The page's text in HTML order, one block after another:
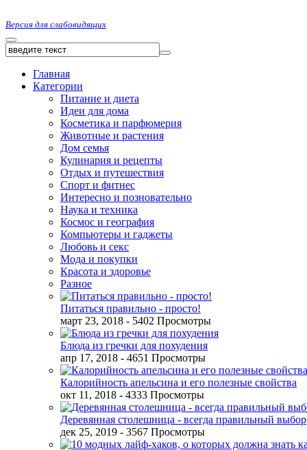
Версия для слабовидящих
Главная
Категории
Питание и диета
Идеи для дома
Косметика и парфюмерия
Животные и растения
Дом семья
Кулинария и рецепты
Отдых и путешествия
Спорт и фитнес
Интересно и позновательно
Наука и техника
Космос и география
Компьютеры и гаджеты
Любовь и секс
Мода и покупки
Красота и здоровье
Разное
Питаться правильно - просто!
март 23, 2018 - 5402 Просмотры
Блюда из гречки для похудения
апр 17, 2018 - 4651 Просмотры
Калорийность апельсина и его полезные свойства
окт 11, 2018 - 4333 Просмотры
Деревянная столешница - всегда правильный выбор
дек 25, 2019 - 3567 Просмотры